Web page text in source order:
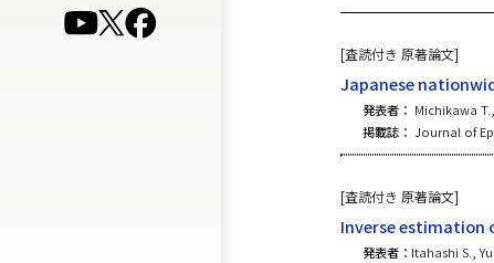
（別ウインドウで開きます）
（別ウインドウで開きます）
（別ウインドウで開きます）
[査読付き 原著論文]
Japanese
発表者： Michikawa
掲載誌： Journal of
[査読付き 原著論文]
Inverse estimation
発表者： Itahashi S.,